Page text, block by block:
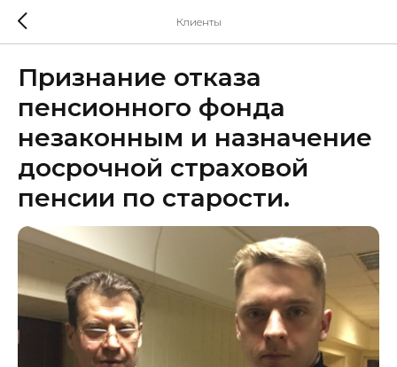
Клиенты
Признание отказа
пенсионного фонда
незаконным и назначение
досрочной страховой
пенсии по старости.